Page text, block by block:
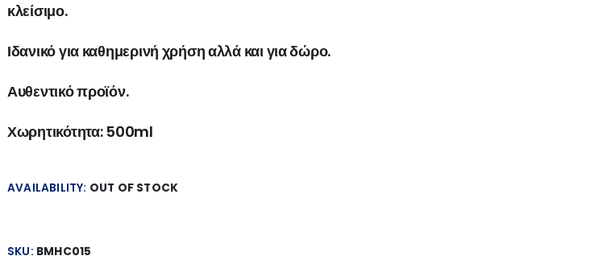
κλείσιμο.
Ιδανικό για καθημερινή χρήση αλλά και για δώρο.
Αυθεντικό προϊόν.
Χωρητικότητα: 500ml
AVAILABILITY: OUT OF STOCK
SKU: BMHC015